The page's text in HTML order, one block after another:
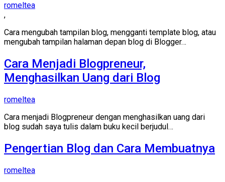
romeltea
,
Cara mengubah tampilan blog, mengganti template blog, atau
mengubah tampilan halaman depan blog di Blogger…
Cara Menjadi Blogpreneur,
Menghasilkan Uang dari Blog
romeltea
Cara menjadi Blogpreneur dengan menghasilkan uang dari
blog sudah saya tulis dalam buku kecil berjudul…
Pengertian Blog dan Cara Membuatnya
romeltea